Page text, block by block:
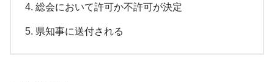
総会において許可か不許可が決定
県知事に送付される